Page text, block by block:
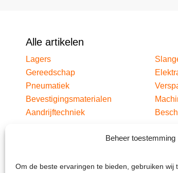
Beheer toestemming
Om de beste ervaringen te bieden, gebruiken wij
Alle artikelen
Lagers
Gereedschap
Pneumatiek
Bevestigingsmaterialen
Aandrijftechniek